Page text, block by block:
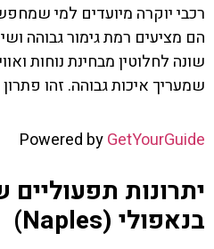
רכבי יוקרה מיועדים למי
הם מציעים רמת גימור גבוהה
שונה לחלוטין מבחינת נוחות
שמעריך איכות גבוהה. זהו
Powered byGetYourGuide
יתרונות
בנאפולי (Naples)